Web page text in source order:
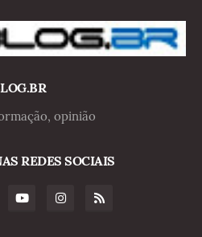
opinião
REDES SOCIAIS